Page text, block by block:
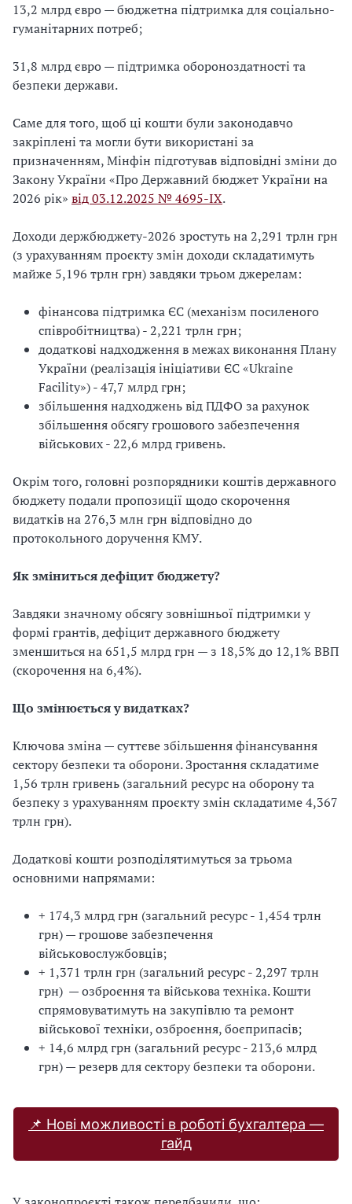
13,2 млрд євро — бюджетна підтримка для соціально-
гуманітарних потреб;
31,8 млрд євро — підтримка обороноздатності та
безпеки держави.
Саме для того, щоб ці кошти були законодавчо
закріплені та могли бути використані за
призначенням, Мінфін підготував відповідні зміни до
Закону України «Про Державний бюджет України на
2026 рік» від 03.12.2025 № 4695-IX.
Доходи держбюджету-2026 зростуть на 2,291 трлн грн
(з урахуванням проєкту змін доходи складатимуть
майже 5,196 трлн грн) завдяки трьом джерелам:
фінансова підтримка ЄС (механізм посиленого
співробітництва) - 2,221 трлн грн;
додаткові надходження в межах виконання Плану
України (реалізація ініціативи ЄС «Ukraine
Facility») - 47,7 млрд грн;
збільшення надходжень від ПДФО за рахунок
збільшення обсягу грошового забезпечення
військових - 22,6 млрд гривень.
Окрім того, головні розпорядники коштів державного
бюджету подали пропозиції щодо скорочення
видатків на 276,3 млн грн відповідно до
протокольного доручення КМУ.
Як зміниться дефіцит бюджету?
Завдяки значному обсягу зовнішньої підтримки у
формі грантів, дефіцит державного бюджету
зменшиться на 651,5 млрд грн — з 18,5% до 12,1% ВВП
(скорочення на 6,4%).
Що змінюється у видатках?
Ключова зміна — суттєве збільшення фінансування
сектору безпеки та оборони. Зростання складатиме
1,56 трлн гривень (загальний ресурс на оборону та
безпеку з урахуванням проєкту змін складатиме 4,367
трлн грн).
Додаткові кошти розподілятимуться за трьома
основними напрямами:
+ 174,3 млрд грн (загальний ресурс - 1,454 трлн
грн) — грошове забезпечення
військовослужбовців;
+ 1,371 трлн грн (загальний ресурс - 2,297 трлн
грн) — озброєння та військова техніка. Кошти
спрямовуватимуть на закупівлю та ремонт
військової техніки, озброєння, боєприпасів;
+ 14,6 млрд грн (загальний ресурс - 213,6 млрд
грн) — резерв для сектору безпеки та оборони.
📌 Нові можливості в роботі бухгалтера —
гайд